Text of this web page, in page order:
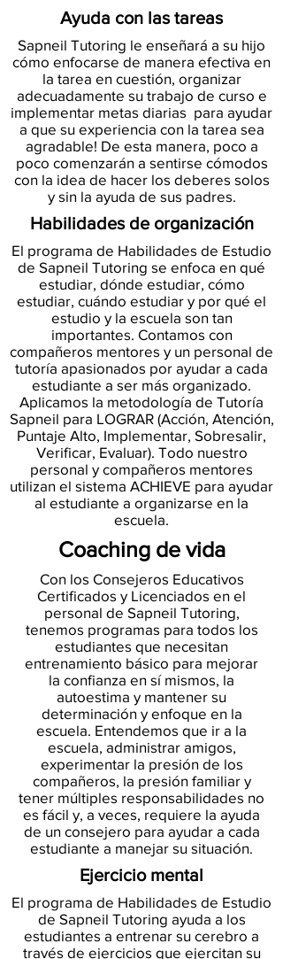
Ayuda con las tareas
Sapneil Tutoring le enseñará a su hijo
cómo enfocarse de manera efectiva en
la tarea en cuestión, organizar
adecuadamente su trabajo de curso e
implementar metas diarias para ayudar
a que su experiencia con la tarea sea
agradable! De esta manera, poco a
poco comenzarán a sentirse cómodos
con la idea de hacer los deberes solos
y sin la ayuda de sus padres.
Habilidades de organización
El programa de Habilidades de Estudio
de Sapneil Tutoring se enfoca en qué
estudiar, dónde estudiar, cómo
estudiar, cuándo estudiar y por qué el
estudio y la escuela son tan
importantes. Contamos con
compañeros mentores y un personal de
tutoría apasionados por ayudar a cada
estudiante a ser más organizado.
Aplicamos la metodología de Tutoría
Sapneil para LOGRAR (Acción, Atención,
Puntaje Alto, Implementar, Sobresalir,
Verificar, Evaluar). Todo nuestro
personal y compañeros mentores
utilizan el sistema ACHIEVE para ayudar
al estudiante a organizarse en la
escuela.
Coaching de vida
Con los Consejeros Educativos
Certificados y Licenciados en el
personal de Sapneil Tutoring,
tenemos programas para todos los
estudiantes que necesitan
entrenamiento básico para mejorar
la confianza en sí mismos, la
autoestima y mantener su
determinación y enfoque en la
escuela. Entendemos que ir a la
escuela, administrar amigos,
experimentar la presión de los
compañeros, la presión familiar y
tener múltiples responsabilidades no
es fácil y, a veces, requiere la ayuda
de un consejero para ayudar a cada
estudiante a manejar su situación.
Ejercicio mental
El programa de Habilidades de Estudio
de Sapneil Tutoring ayuda a los
estudiantes a entrenar su cerebro a
través de ejercicios que ejercitan su